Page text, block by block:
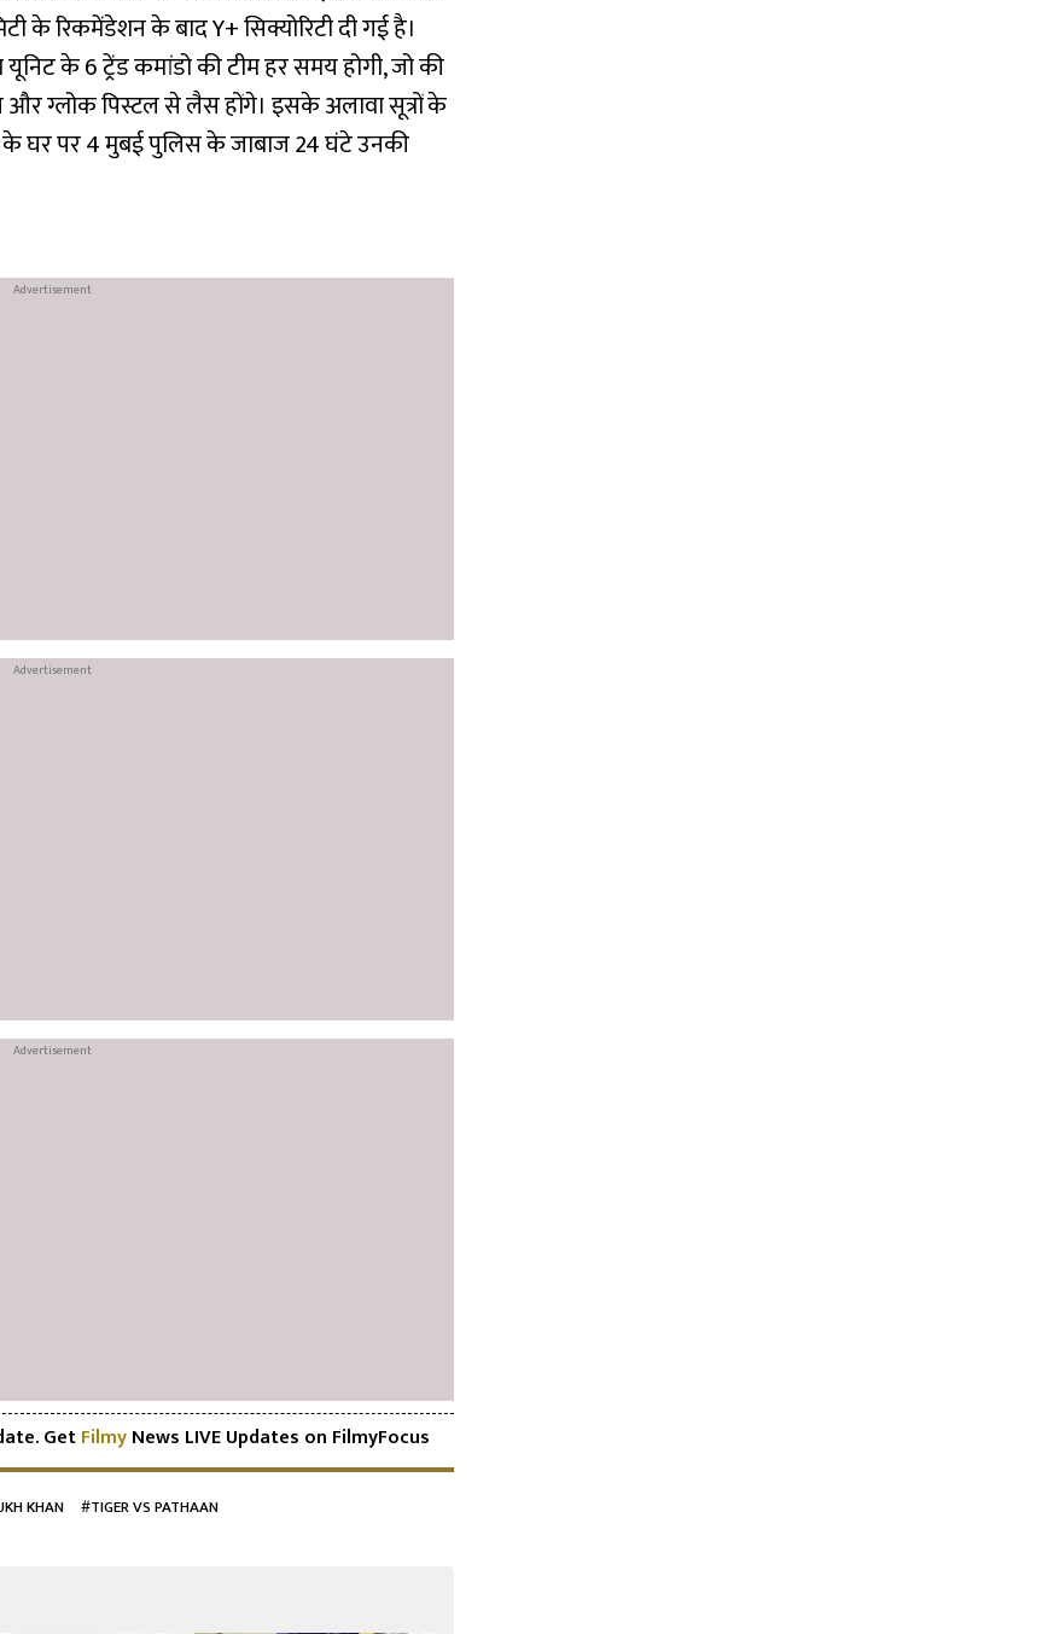
के रिकमेंडेशन के बाद Y+ सिक्योरिटी दी गई है।
के 6 ट्रेंड कमांडो की टीम हर समय होगी, जो की
ग्लोक पिस्टल से लैस होंगे। इसके अलावा सूत्रों के
घर पर 4 मुबई पुलिस के जाबाज 24 घंटे उनकी
GetFilmyNews LIVE Updates on FilmyFocus
KHAN #TIGER VS PATHAAN